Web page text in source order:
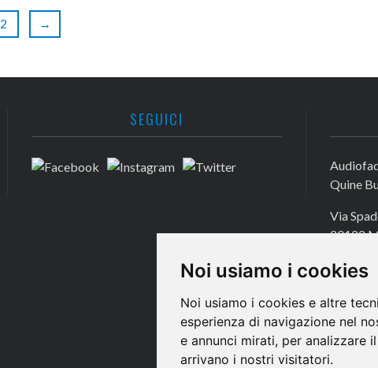
Noi usiamo i cookies
Noi usiamo i cookies e altre
esperienza di navigazione nel
e annunci mirati, per analizzare
arrivano i nostri visitatori.
2 →
SEGUICI
Quine
Via
20122
Tel. +39